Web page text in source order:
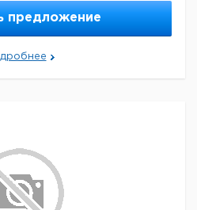
предложение